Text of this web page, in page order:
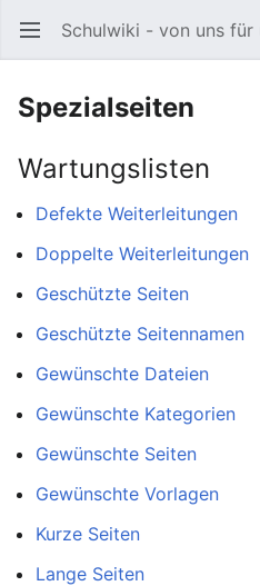
Hauptmenü öffnen Schulwiki - von uns für
Spezialseiten
Wartungslisten
Defekte Weiterleitungen
Doppelte Weiterleitungen
Geschützte Seiten
Geschützte Seitennamen
Gewünschte Dateien
Gewünschte Kategorien
Gewünschte Seiten
Gewünschte Vorlagen
Kurze Seiten
Lange Seiten